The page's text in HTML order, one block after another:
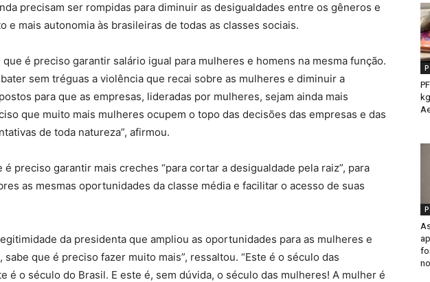
precisam ser rompidas para diminuir as desigualdades entre os gêneros e
e mais autonomia às brasileiras de todas as classes sociais.
é preciso garantir salário igual para mulheres e homens na mesma função.
sem tréguas a violência que recai sobre as mulheres e diminuir a
para que as empresas, lideradas por mulheres, sejam ainda mais
que muito mais mulheres ocupem o topo das decisões das empresas e das
de toda natureza”, afirmou.
é preciso garantir mais creches “para cortar a desigualdade pela raiz”, para
as mesmas oportunidades da classe média e facilitar o acesso de suas
da presidenta que ampliou as oportunidades para as mulheres e
sabe que é preciso fazer muito mais”, ressaltou. “Este é o século das
é o século do Brasil. E este é, sem dúvida, o século das mulheres! A mulher é